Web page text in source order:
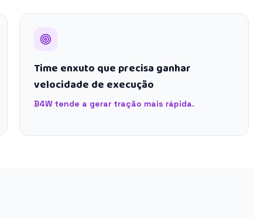
Time enxuto que precisa ganhar
velocidade de execução
B4W tende a gerar tração mais rápida.